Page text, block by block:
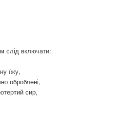
слід включати:
їжу,
оброблені,
сир,